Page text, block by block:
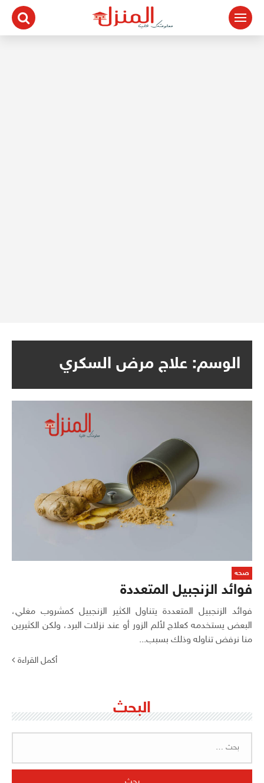
التجاوز
المحتوى
الوسم: علاج مرض السكري
صحه
فوائد الزنجبيل المتعددة
فوائد الزنجبيل المتعددة يتناول الكثير الزنجبيل كمشروب مغلي،
البعض يستخدمه كعلاج لألم الزور أو عند نزلات البرد، ولكن الكثيرين
منا نرفض تناوله وذلك بسبب...
أكمل القراءة
البحث